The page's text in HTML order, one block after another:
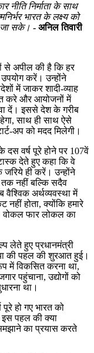
नीति निर्माता के साथ
भारत के लक्ष्य को
जा सके। - अनिल तिवारी
से अपील की है कि हर
उपयोग करें। उन्होंने
में जाकर शादी-व्याह
करे और आयोजनों में
दें। इससे देश के गरीब
साथ ही साथ ऐसे
अप को मदद मिलेगी।
दस वर्ष पूरे होने पर 107वें
देते हुए कहा कि वे
ही करें। उन्होंने
तक नहीं बल्कि सदैव
वैश्विक अर्थव्यवस्था में
होता, क्योंकि हमारे
वोकल फार लोकल का
लेते हुए प्रधानमंत्री
की पहल की शुरआत हुई।
में विकसित करना था,
पहुंचाना, उद्योगों को
था।
हो गए भारत को
इस पहल की क्या
का प्रयास करते